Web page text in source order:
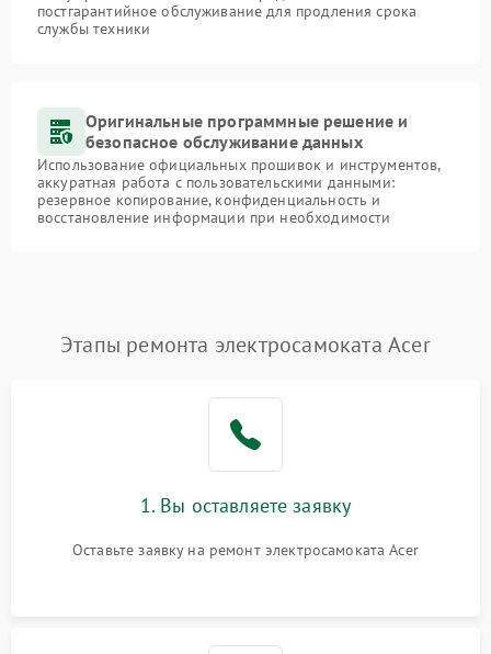
постгарантийное обслуживание для продления срока
службы техники
Оригинальные программные решение и
безопасное обслуживание данных
Использование официальных прошивок и инструментов,
аккуратная работа с пользовательскими данными:
резервное копирование, конфиденциальность и
восстановление информации при необходимости
Этапы ремонта электросамоката Acer
1. Вы оставляете заявку
Оставьте заявку на ремонт электросамоката Acer